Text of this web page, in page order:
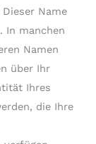
Name
In manchen
Namen
über Ihr
Ihres
die Ihre